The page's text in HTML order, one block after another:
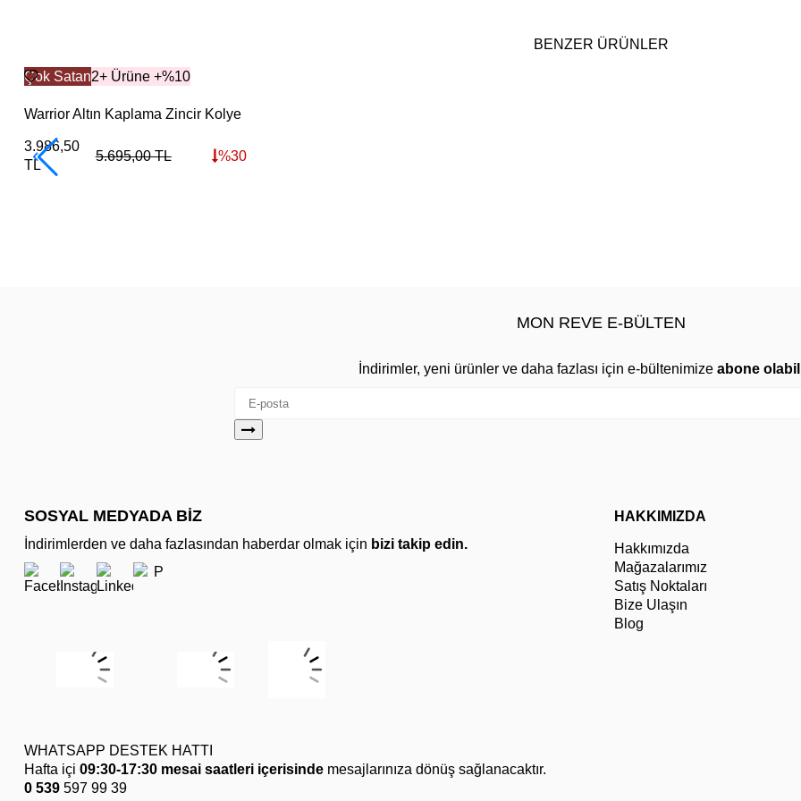
BENZER ÜRÜNLER
Çok Satan2+ Ürüne +%10
Warrior Altın Kaplama Zincir Kolye
3.986,50
TL
5.695,00TL %30
MON REVE E-BÜLTEN
İndirimler, yeni ürünler ve daha fazlası için e-bültenimize abone
SOSYAL MEDYADA BİZ
İndirimlerden ve daha fazlasından haberdar olmak için bizi takip edin.
WHATSAPP DESTEK HATTI
Hafta içi 09:30-17:30 mesai saatleri içerisinde mesajlarınıza dönüş sağlanacaktır.
0 539 597 99 39
HAKKIMIZDA
Hakkımızda
Mağazalarımız
Satış Noktaları
Bize Ulaşın
Blog